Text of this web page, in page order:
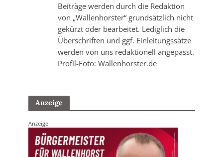
Beiträge werden durch die Redaktion
von „Wallenhorster“ grundsätzlich nicht
gekürzt oder bearbeitet. Lediglich die
Überschriften und ggf. Einleitungssätze
werden von uns redaktionell angepasst.
Profil-Foto: Wallenhorster.de
Anzeige
Anzeige